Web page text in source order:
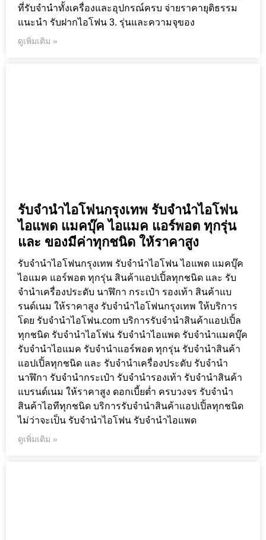
ที่รับจำนำทั้งเครื่องและอุปกรณ์ครบ จ่ายราคายุติธรรม
แนะนำ รับฝากไอโฟน 3. รุ่นและความจุของ
ดูเพิ่มเติม »
รับจำนำไอโฟนกรุงเทพ รับจำนำไอโฟน
ไอแพด แมคบุ๊ค ไอแมค แอร์พอต ทุกรุ่น
และ ของมีค่าทุกชนิด ให้ราคาสูง
รับจำนำไอโฟนกรุงเทพ รับจำนำไอโฟน ไอแพด แมคบุ๊ค
ไอแมค แอร์พอต ทุกรุ่น สินค้าแอปเปิ้ลทุกชนิด และ รับ
จำนำเครื่องประดับ นาฬิกา กระเป๋า รองเท้า สินค้าแบ
รนด์เนม ให้ราคาสูง รับจำนำไอโฟนกรุงเทพ ให้บริการ
โดย รับจํานําไอโฟน.com บริการรับจำนำสินค้าแอปเปิ้ล
ทุกชนิด รับจำนำไอโฟน รับจำนำไอแพด รับจำนำแมคบุ๊ค
รับจำนำไอแมค รับจำนำแอร์พอต ทุกรุ่น รับจำนำสินค้า
แอปเปิ้ลทุกชนิด และ รับจำนำเครื่องประดับ รับจำนำ
นาฬิกา รับจำนำกระเป๋า รับจำนำรองเท้า รับจำนำสินค้า
แบรนด์เนม ให้ราคาสูง ดอกเบี้ยต่ำ ครบวงจร รับจำนำ
สินค้าไอทีทุกชนิด บริการรับจำนำสินค้าแอปเปิ้ลทุกชนิด
ไม่ว่าจะเป็น รับจำนำไอโฟน รับจำนำไอแพด
ดูเพิ่มเติม »